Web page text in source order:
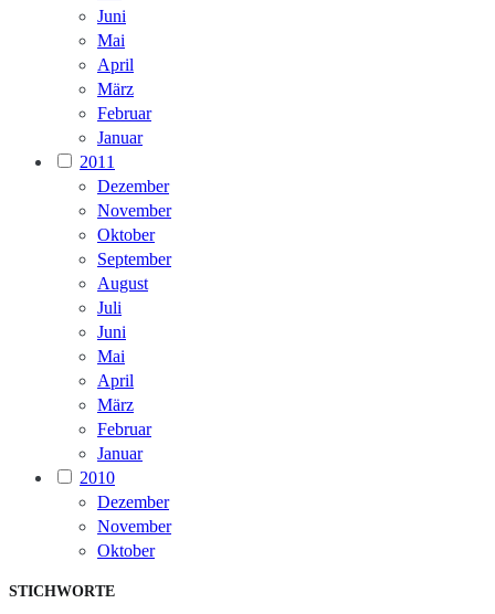
Juni
Mai
April
März
Februar
Januar
2011
Dezember
November
Oktober
September
August
Juli
Juni
Mai
April
März
Februar
Januar
2010
Dezember
November
Oktober
STICHWORTE